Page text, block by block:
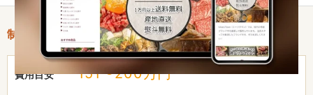
制作情報
費用目安 151〜200万円